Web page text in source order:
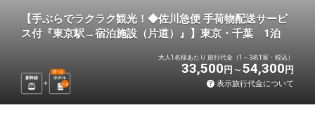
【手ぶらでラクラク観光！◆佐川急便 手荷物配送サービ
ス付『東京駅→宿泊施設（片道）』】東京・千葉 1泊
新幹線 ホテル
選べる
1 泊
大人1名様あたり 旅行代金（1～3名1室・税込）
33,500円 54,300円
表示旅行代金について